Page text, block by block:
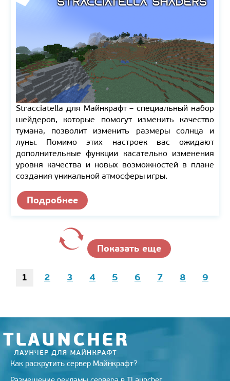
Stracciatella для Майнкрафт – специальный набор
шейдеров, которые помогут изменить качество
тумана, позволит изменить размеры солнца и
луны. Помимо этих настроек вас ожидают
дополнительные функции касательно изменения
уровня качества и новых возможностей в плане
создания уникальной атмосферы игры.
Подробнее
Показать еще
1 2 3 4 5 6 7 8 9
Как раскрутить сервер Майнкрафт?